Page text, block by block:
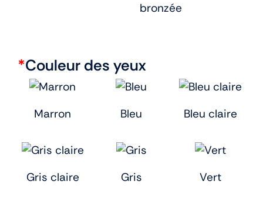
bronzée
*Couleur des yeux
Marron Bleu Bleu claire
Gris claire Gris Vert